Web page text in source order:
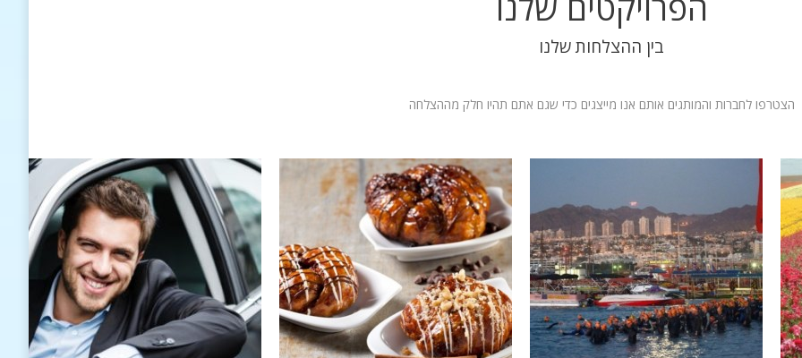
בין ההצלחות שלנו
הצטרפו לחברות והמותגים אותם אנו מייצגים כדי שגם אתם תהיו חלק מההצלחה